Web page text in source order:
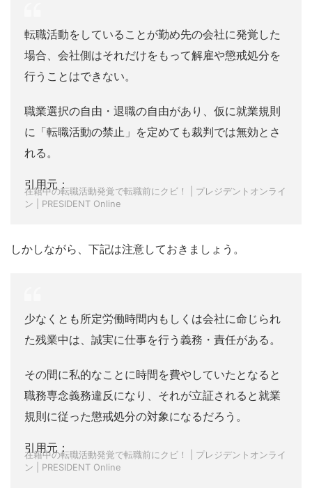
転職活動をしていることが勤め先の会社に発覚した
場合、会社側はそれだけをもって解雇や懲戒処分を
行うことはできない。
職業選択の自由・退職の自由があり、仮に就業規則
に「転職活動の禁止」を定めても裁判では無効とさ
れる。
引用元：
在籍中の転職活動発覚で転職前にクビ！ | プレジデントオンライ
ン | PRESIDENT Online
しかしながら、下記は注意しておきましょう。
少なくとも所定労働時間内もしくは会社に命じられ
た残業中は、誠実に仕事を行う義務・責任がある。
その間に私的なことに時間を費やしていたとなると
職務専念義務違反になり、それが立証されると就業
規則に従った懲戒処分の対象になるだろう。
引用元：
在籍中の転職活動発覚で転職前にクビ！ | プレジデントオンライ
ン | PRESIDENT Online